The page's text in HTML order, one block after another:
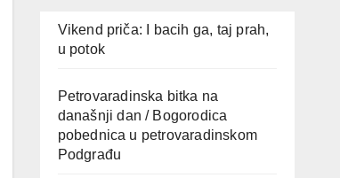
Vikend priča: I bacih ga, taj prah,
u potok
Petrovaradinska bitka na
današnji dan / Bogorodica
pobednica u petrovaradinskom
Podgrađu